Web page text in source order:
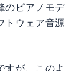
のピアノモデ
トウェア音源
すが、このよ